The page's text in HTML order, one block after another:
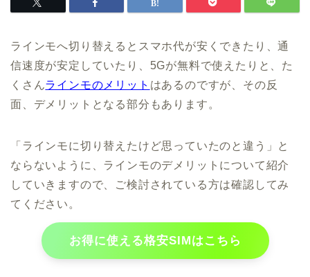
ラインモへ切り替えるとスマホ代が安くできたり、通
信速度が安定していたり、5Gが無料で使えたりと、た
くさんラインモのメリット はあるのですが、その反
面、デメリットとなる部分もあります。
「ラインモに切り替えたけど思っていたのと違う」と
ならないように、ラインモのデメリットについて紹介
していきますので、ご検討されている方は確認してみ
てください。
お得に使える格安SIMはこちら